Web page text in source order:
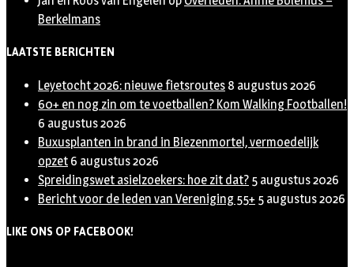
Berkelmans
LAATSTE BERICHTEN
Leyetocht 2026: nieuwe fietsroutes 8 augustus 2026
60+ en nog zin om te voetballen? Kom Walking Footballen!
6 augustus 2026
Buxusplanten in brand in Biezenmortel, vermoedelijk
opzet 6 augustus 2026
Spreidingswet asielzoekers: hoe zit dat? 5 augustus 2026
Bericht voor de leden van Vereniging 55+ 5 augustus 2026
LIKE ONS OP FACEBOOK!